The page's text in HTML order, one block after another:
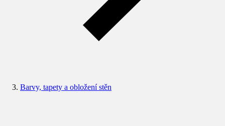
Barvy, tapety a obložení stěn